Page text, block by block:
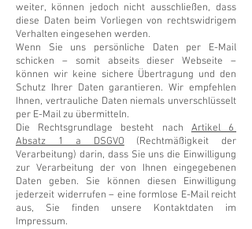
weiter, können jedoch nicht ausschließen, dass
diese Daten beim Vorliegen von rechtswidrigem
Verhalten eingesehen werden.
Wenn Sie uns persönliche Daten per E-Mail
schicken – somit abseits dieser Webseite –
können wir keine sichere Übertragung und den
Schutz Ihrer Daten garantieren. Wir empfehlen
Ihnen, vertrauliche Daten niemals unverschlüsselt
per E-Mail zu übermitteln.
Die Rechtsgrundlage besteht nach Artikel 6
Absatz 1 a DSGVO (Rechtmäßigkeit der
Verarbeitung) darin, dass Sie uns die Einwilligung
zur Verarbeitung der von Ihnen eingegebenen
Daten geben. Sie können diesen Einwilligung
jederzeit widerrufen – eine formlose E-Mail reicht
aus, Sie finden unsere Kontaktdaten im
Impressum.